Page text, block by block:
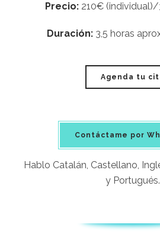
Precio: 210€
Duración: 3,5 horas
Agenda tu
Contáctame por
Hablo Catalán, Castellano,
y Portugués.